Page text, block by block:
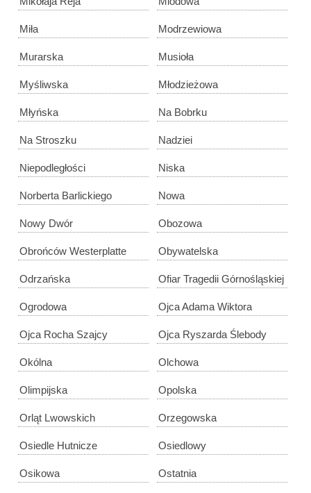
Miła Modrzewiowa
Murarska Musioła
Myśliwska Młodzieżowa
Młyńska Na Bobrku
Na Stroszku Nadziei
Niepodległości Niska
Norberta Barlickiego Nowa
Nowy Dwór Obozowa
Obrońców Westerplatte Obywatelska
Odrzańska Ofiar Tragedii Górnośląskiej
Ogrodowa Ojca Adama Wiktora
Ojca Rocha Szajcy Ojca Ryszarda Ślebody
Okólna Olchowa
Olimpijska Opolska
Orląt Lwowskich Orzegowska
Osiedle Hutnicze Osiedlowy
Osikowa Ostatnia